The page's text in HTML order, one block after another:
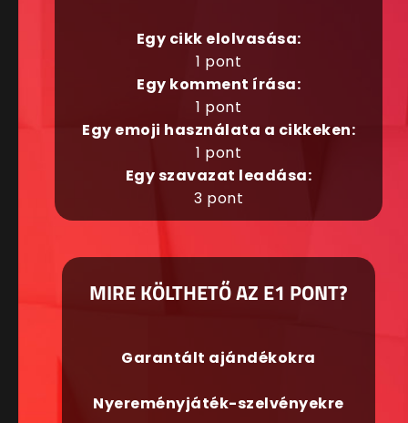
Egy cikk elolvasása:
1 pont
Egy komment írása:
1 pont
Egy emoji használata a cikkeken:
1 pont
Egy szavazat leadása:
3 pont
MIRE KÖLTHETŐ AZ E1 PONT?
Garantált ajándékokra
Nyereményjáték-szelvényekre